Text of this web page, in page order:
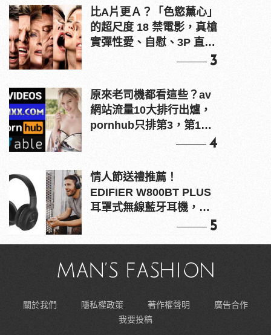
比A片更Ａ？「色慾薰心」
的超尺度 18 禁電影，真槍
實彈性愛、自慰、3P 直接
3
原來老司機都看這些？av
網站流量10大排行出爐，
pornhub只排第3，第1名
4
情人節送禮推薦！
EDIFIER W800BT PLUS
耳罩式無線藍牙耳機，在
5
關於我們 隱私權政策 著作權聲明
廣告合作
我要投稿